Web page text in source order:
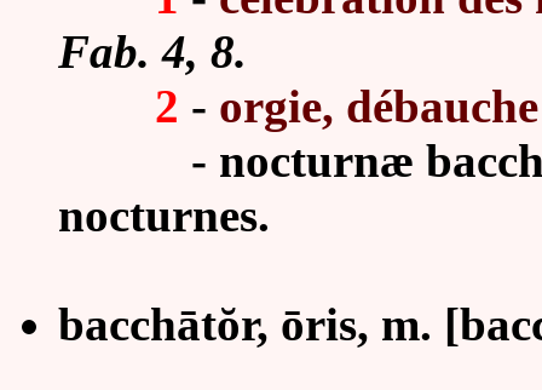
Fab. 4, 8.
2 - orgie,
- nocturnæ
nocturnes.
bacchātŏr, ōris, m.